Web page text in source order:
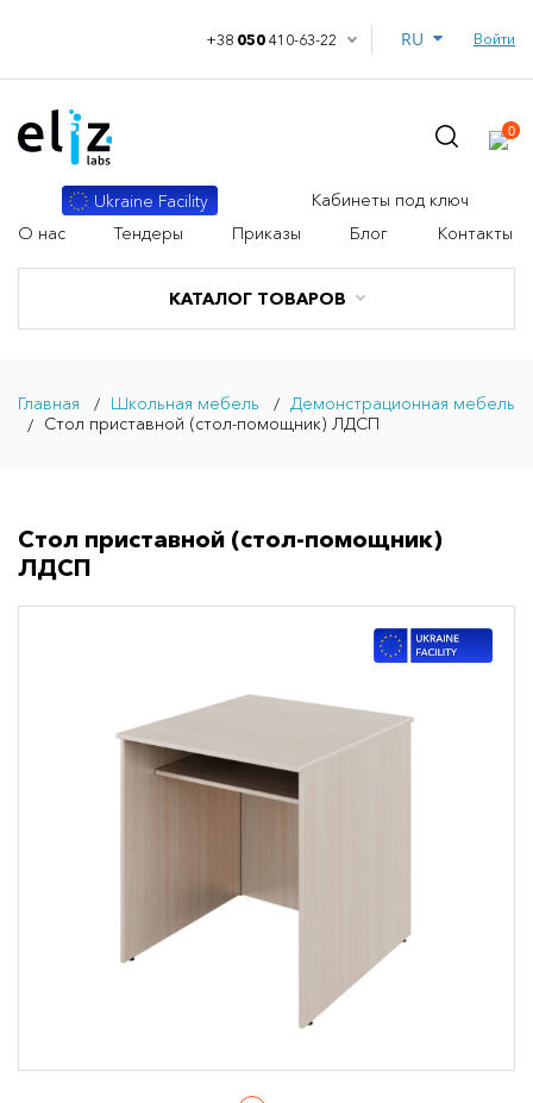
+38 050410-63-22 Войти
КАТАЛОГ ТОВАРОВ
Ukraine Facility
Кабинеты под ключ
О нас
Тендеры Приказы Блог Контакты
0
Главная Школьная мебель
Демонстрационная мебель
Стол приставной (стол-помощник) ЛДСП
Стол приставной (стол-помощник)
ЛДСП